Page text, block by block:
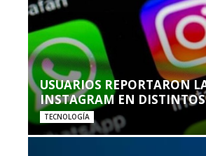
USUARIOS REPORTARON
INSTAGRAM EN DISTINTOS
TECNOLOGÍA